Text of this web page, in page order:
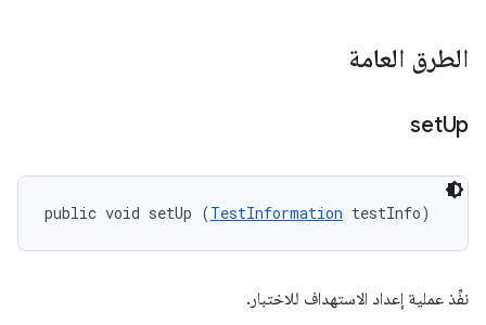
الطرق العامة
setUp
public void setUp (TestInformation testInfo)
نفِّذ عملية إعداد الاستهداف للاختبار.